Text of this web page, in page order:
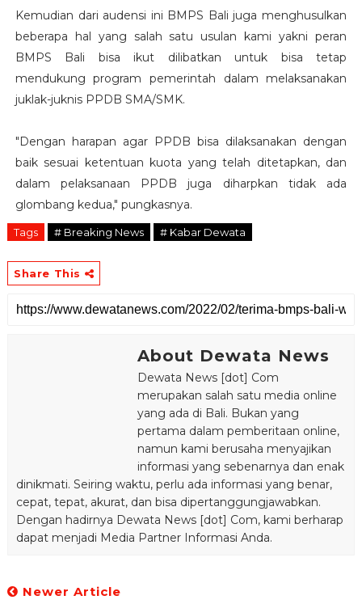
Kemudian dari audensi ini BMPS Bali juga menghusulkan
beberapa hal yang salah satu usulan kami yakni peran
BMPS Bali bisa ikut dilibatkan untuk bisa tetap
mendukung program pemerintah dalam melaksanakan
juklak-juknis PPDB SMA/SMK.
"Dengan harapan agar PPDB bisa dilaksanakan dengan
baik sesuai ketentuan kuota yang telah ditetapkan, dan
dalam pelaksanaan PPDB juga diharpkan tidak ada
glombang kedua," pungkasnya.
Tags # Breaking News # Kabar Dewata
Share This
About Dewata News
Dewata News [dot] Com
merupakan salah satu media online
yang ada di Bali. Bukan yang
pertama dalam pemberitaan online,
namun kami berusaha menyajikan
informasi yang sebenarnya dan enak
dinikmati. Seiring waktu, perlu ada informasi yang benar,
cepat, tepat, akurat, dan bisa dipertanggungjawabkan.
Dengan hadirnya Dewata News [dot] Com, kami berharap
dapat menjadi Media Partner Informasi Anda.
Newer Article